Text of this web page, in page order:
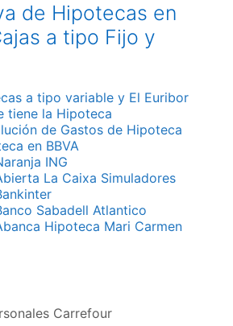
de Hipotecas en
a tipo Fijo y
a tipo variable y El Euribor
tiene la Hipoteca
de Gastos de Hipoteca
en BBVA
ING
La Caixa Simuladores
Sabadell Atlantico
Hipoteca Mari Carmen
Carrefour